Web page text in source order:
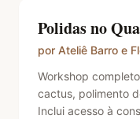
Polidas no
por Ateliê Barro e
Workshop
cactus, polimento
Inclui acesso à